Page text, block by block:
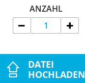
ANZAHL
DATEI
HOCHLADEN